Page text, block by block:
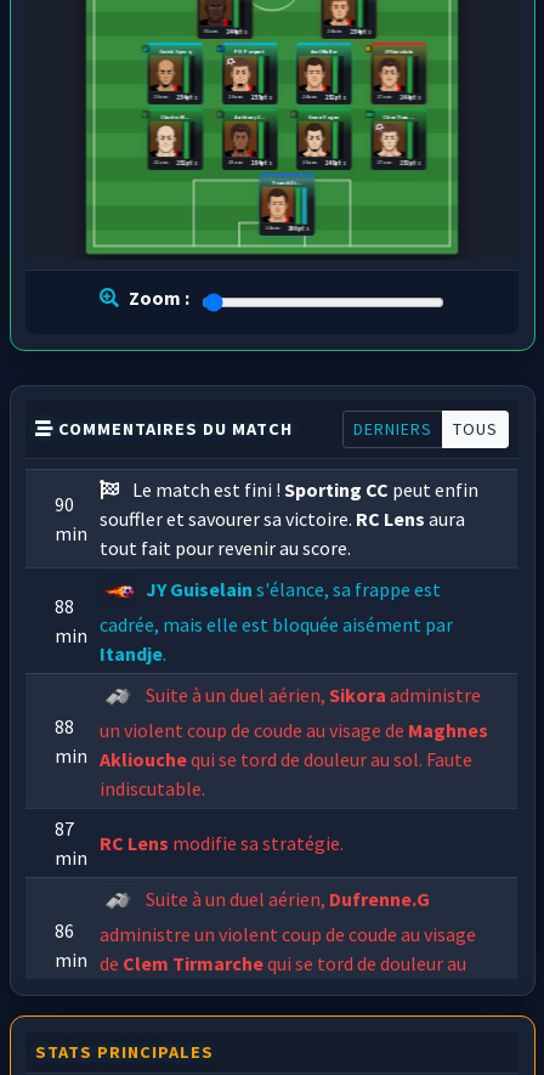
Franck Di...
300 pts
24 ans
Charles M...
252 pts
22 ans
Anthony C...
284 pts
29 ans
Gwen Vogue
248 pts
26 ans
Clem Tirm...
253 pts
27 ans
Guich Specq
254 pts
26 ans
PO Porquet
255 pts
26 ans
Axel Muller
252 pts
24 ans
JY Guiselain
249 pts
27 ans
244 pts
31 ans 254 pts
24 ans
Zoom :
COMMENTAIRES DU MATCH DERNIERS TOUS
90
min
Le match est fini !Sporting CC peut enfin
souffler et savourer sa victoire. RC Lens aura
tout fait pour revenir au score.
88
min
JY Guiselain s'élance, sa frappe est
cadrée, mais elle est bloquée aisément par
Itandje.
88
min
Suite à un duel aérien,Sikora administre
un violent coup de coude au visage de Maghnes
Akliouchequi se tord de douleur au sol. Faute
indiscutable.
87
min
RC Lens modifie sa stratégie.
86
min
Suite à un duel aérien, Dufrenne.G
administre un violent coup de coude au visage
de Clem Tirmarchequi se tord de douleur au
sol. Faute indiscutable.
min Porquetpar derrière.
STATS PRINCIPALES